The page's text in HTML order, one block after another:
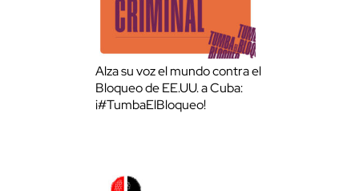
Alza su voz el mundo contra el
Bloqueo de EE.UU. a Cuba:
¡#TumbaElBloqueo!